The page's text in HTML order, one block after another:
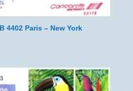
4402 Paris – New York